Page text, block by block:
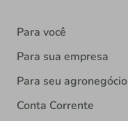
Para você
Para sua empresa
Para seu agronegócio
Conta Corrente